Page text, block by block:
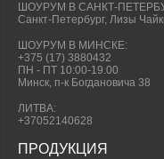
ШОУРУМ В САНКТ-
Санкт-Петербург, Лизы
ШОУРУМ В МИНСКЕ:
+375 (17) 3880432
ПН - ПТ 10:00-19.00
Минск, п-к Богдановича 38
ЛИТВА:
+37052140628
ПРОДУКЦИЯ